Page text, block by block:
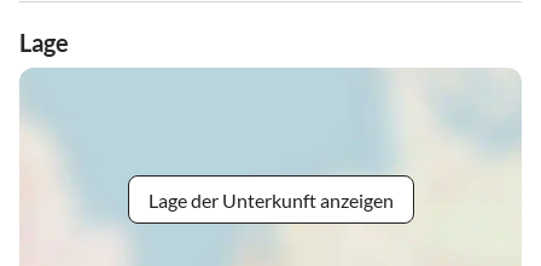
Lage
Lage der Unterkunft anzeigen